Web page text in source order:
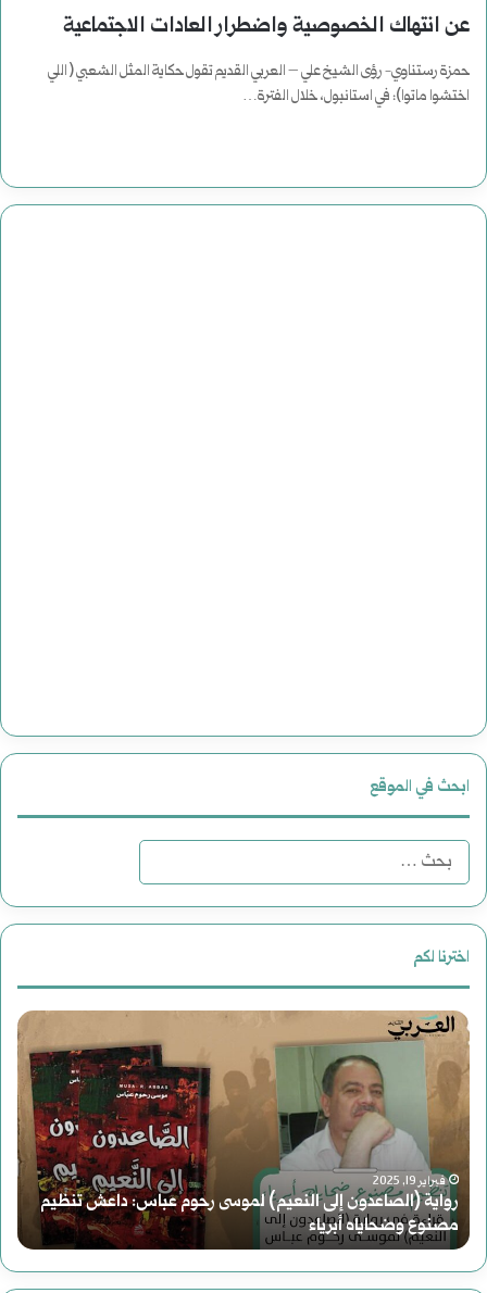
عن انتهاك الخصوصية واضطرار العادات الاجتماعية
حمزة رستناوي- رؤى الشيخ علي – العربي القديم تقول حكاية المثل الشعبي ( اللي
اختشوا ماتوا): في استانبول، خلال الفترة…
ابحث في الموقع
ل
ح
ث
ع
ن
:
اخترنا لكم
ر
و
ا
ي
(
فبراير 19, 2025
رواية (الصاعدون إلى النعيم) لموسى رحوم عباس: داعش تنظيم
مصنوع وضحاياه أبرياء